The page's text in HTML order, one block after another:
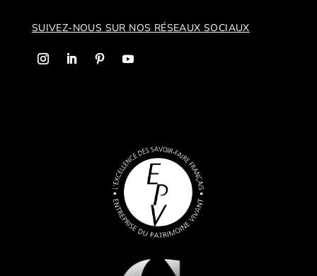
SUIVEZ-NOUS SUR NOS RÉSEAUX SOCIAUX